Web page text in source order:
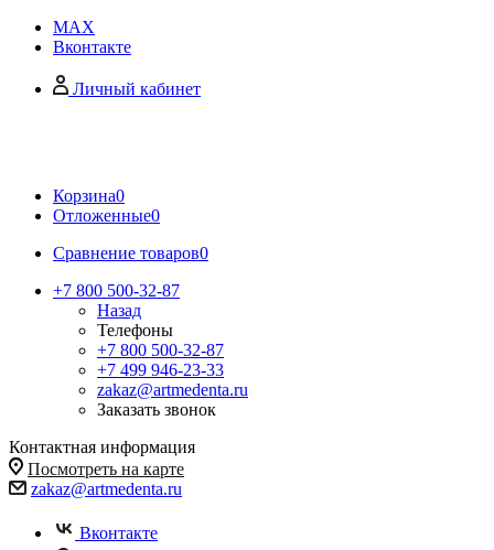
MAX
Вконтакте
Личный кабинет
Корзина0
Отложенные0
Сравнение товаров0
+7 800 500-32-87
Назад
Телефоны
+7 800 500-32-87
+7 499 946-23-33
zakaz@artmedenta.ru
Заказать звонок
Контактная информация
Посмотреть на карте
zakaz@artmedenta.ru
Вконтакте